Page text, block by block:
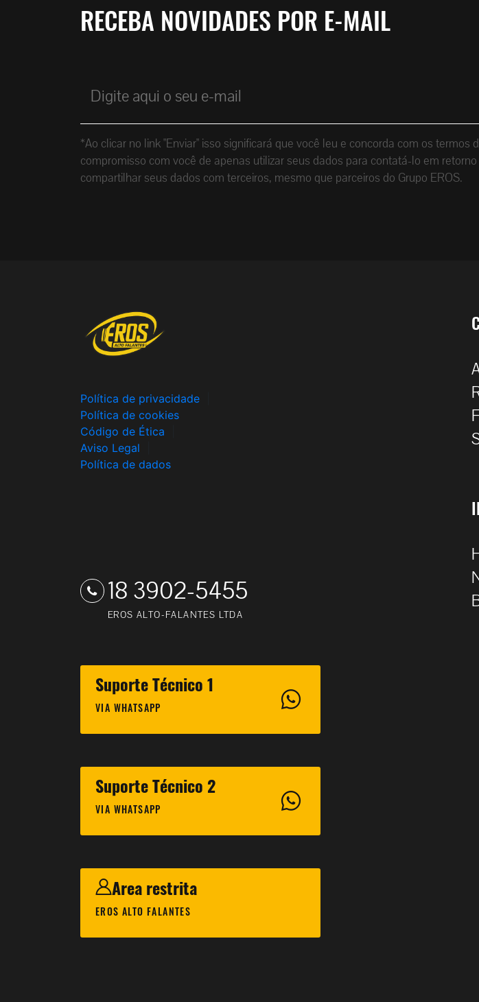
RECEBA NOVIDADES POR E-MAIL
*Ao clicar no link "Enviar" isso significará que você leu e concorda com os
compromisso com você de apenas utilizar seus dados para contatá-lo em
compartilhar seus dados com terceiros, mesmo que parceiros do Grupo EROS.
Política de privacidade
Política de cookies
Código de Ética
Aviso Legal
Política de dados
18 3902-5455
EROS ALTO-FALANTES LTDA
Suporte Técnico 1
VIA WHATSAPP
Suporte Técnico 2
VIA WHATSAPP
Area restrita
EROS ALTO FALANTES